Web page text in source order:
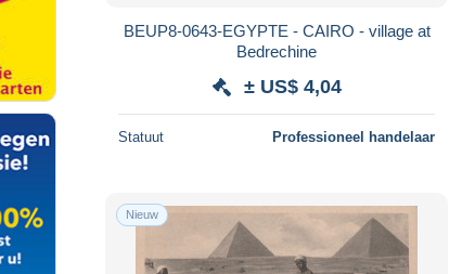
BEUP8-0643-EGYPTE - CAIRO - village at
Bedrechine
± US$ 4,04
Statuut Professioneel handelaar
Nieuw